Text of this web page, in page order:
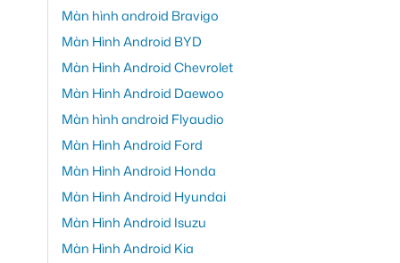
Màn hình android Bravigo
Màn Hình Android BYD
Màn Hình Android Chevrolet
Màn Hình Android Daewoo
Màn hình android Flyaudio
Màn Hình Android Ford
Màn Hình Android Honda
Màn Hình Android Hyundai
Màn Hình Android Isuzu
Màn Hình Android Kia